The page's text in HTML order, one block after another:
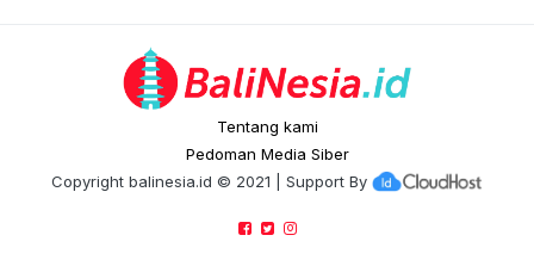
Tentang kami
Pedoman Media Siber
Copyright balinesia.id © 2021 | Support By